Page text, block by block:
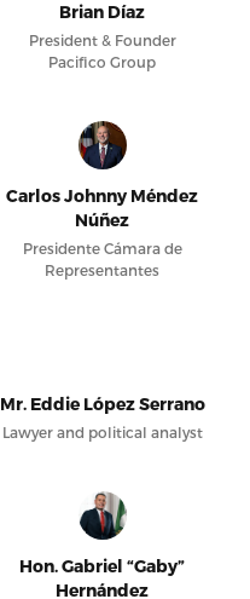
Brian Díaz
President & Founder
Pacifico Group
Carlos Johnny Méndez
Núñez
Presidente Cámara de
Representantes
Mr. Eddie López Serrano
Lawyer and political analyst
Hon. Gabriel “Gaby”
Hernández